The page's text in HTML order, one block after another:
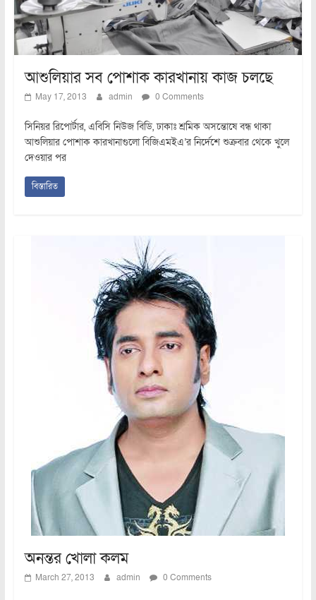
আশুলিয়ার সব পোশাক কারখানায় কাজ চলছে
May 17, 2013 admin 0 Comments
সিনিয়র রিপোর্টার, এবিসি নিউজ বিডি, ঢাকাঃ শ্রমিক অসন্তোষে বন্ধ থাকা
আশুলিয়ার পোশাক কারখানাগুলো বিজিএমইএ’র নির্দেশে শুক্রবার থেকে খুলে
দেওয়ার পর
বিস্তারিত
অনন্তর খোলা কলম
March 27, 2013 admin 0 Comments